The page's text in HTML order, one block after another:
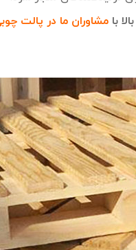
با مشاوران ما در پالت